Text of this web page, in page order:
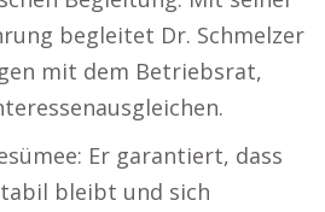
begleitet Dr. Schmelzer
mit dem Betriebsrat,
Er garantiert, dass
bleibt und sich